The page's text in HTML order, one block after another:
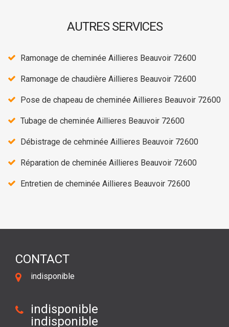
AUTRES SERVICES
Ramonage de cheminée Aillieres Beauvoir 72600
Ramonage de chaudière Aillieres Beauvoir 72600
Pose de chapeau de cheminée Aillieres Beauvoir 72600
Tubage de cheminée Aillieres Beauvoir 72600
Débistrage de cehminée Aillieres Beauvoir 72600
Réparation de cheminée Aillieres Beauvoir 72600
Entretien de cheminée Aillieres Beauvoir 72600
CONTACT
indisponible
indisponible
indisponible